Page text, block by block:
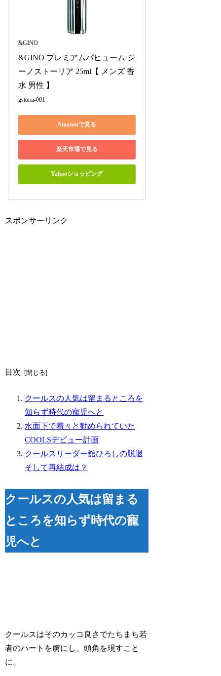
&GINO
&GINO プレミアムパヒューム ジ
ーノストーリア 25ml【 メンズ 香
水 男性 】
gstoria-001
Amazonで見る
楽天市場で見る
Yahooショッピング
スポンサーリンク
目次
クールスの人気は留まるところを
知らず時代の寵児へと
水面下で着々と勧められていた
COOLSデビュー計画
クールスリーダー舘ひろしの脱退
そして再結成は？
クールスの人気は留まる
ところを知らず時代の寵
児へと
クールスはそのカッコ良さでたちまち若
者のハートを虜にし、頭角を現すこと
に。